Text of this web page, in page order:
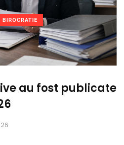
au fost publicate